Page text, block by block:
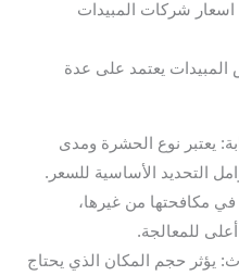
شركات المبيدات
يعتمد على عدة
يعتبر نوع الحشرة ومدى
التحديد الأساسية للسعر.
مكافحتها من غيرها،
للمعالجة.
يؤثر حجم المكان الذي يحتاج